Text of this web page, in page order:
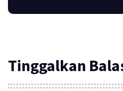
Tinggalkan